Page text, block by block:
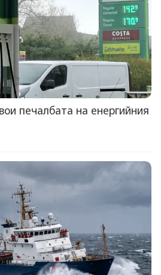
печалбата на енергийния